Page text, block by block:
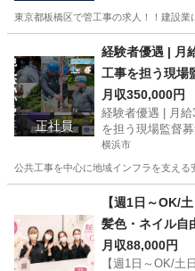
東京都板橋区で管工事の求人！！建設
その他
正社員
経験者優遇 | 月
工事を担う現場
月収350,000円
経験者優遇 | 月
を担う現場監督
横浜市
公共工事を中心に地域インフラを支え
施工管理
【週1日～OK/
髪色・ネイル自
ション)スタッ
月収88,000円
【週1日～OK/土